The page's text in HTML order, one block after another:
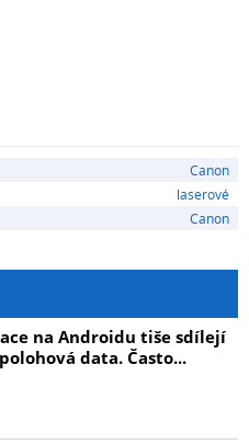
Canon
laserové
Canon
na Androidu tiše sdílejí
data. Často...